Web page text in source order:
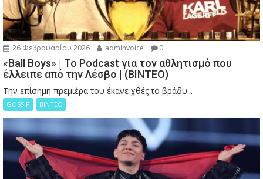
26 Φεβρουαρίου 2026 adminvoice 0
«Ball Boys» | Το Podcast για τον αθλητισμό που
έλλειπε από την Λέσβο | (ΒΙΝΤΕΟ)
Την επίσημη πρεμιέρα του έκανε χθές το βράδυ...
GOSSIP ΒΙΝΤΕΟ